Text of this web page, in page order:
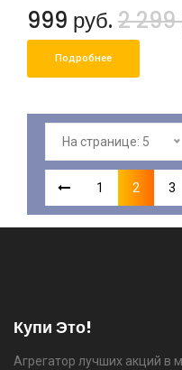
999 руб. 2 299
Подробнее
На странице: 5
1 2 3
Купи Это!
Агрегатор лучших акций в